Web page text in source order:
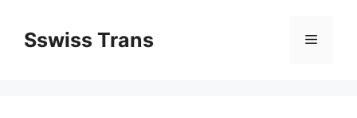
treściSswiss Trans Menu